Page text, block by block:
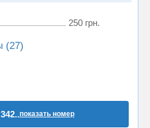
250 грн.
(27)
показать номер